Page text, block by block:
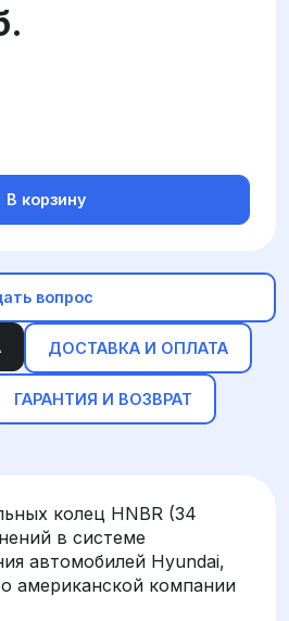
ДОСТАВКА И ОПЛАТА
ГАРАНТИЯ И ВОЗВРАТ
колец HNBR (34
в системе
автомобилей Hyundai,
американской компании
В корзину
вопрос